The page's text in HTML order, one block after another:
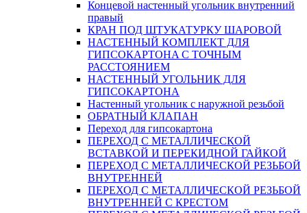
Концевой настенный угольник внутренний
правый
КРАН ПОД ШТУКАТУРКУ ШАРОВОЙ
НАСТЕННЫЙ КОМПЛЕКТ ДЛЯ
ГИПСОКАРТОНA С ТОЧНЫМ
РАССТОЯНИЕМ
НАСТЕННЫЙ УГОЛЬНИК ДЛЯ
ГИПСОКАРТОНА
Настенный угольник с наружной резьбой
ОБРАТНЫЙ КЛАПАН
Переход для гипсокартона
ПЕРЕХОД С МЕТАЛЛИЧЕСКОЙ
ВСТАВКОЙ И ПЕРЕКИДНОЙ ГАЙКОЙ
ПЕРЕХОД С МЕТАЛЛИЧЕСКОЙ РЕЗЬБОЙ
ВНУТРЕННЕЙ
ПЕРЕХОД С МЕТАЛЛИЧЕСКОЙ РЕЗЬБОЙ
ВНУТРЕННЕЙ С КРЕСТОМ